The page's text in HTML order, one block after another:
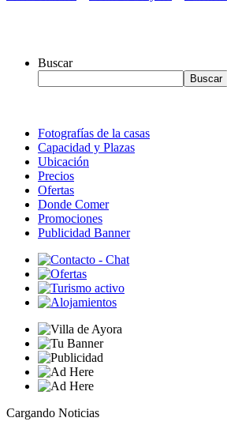
Buscar
Fotografías de la casas
Capacidad y Plazas
Ubicación
Precios
Ofertas
Donde Comer
Promociones
Publicidad Banner
Cargando Noticias